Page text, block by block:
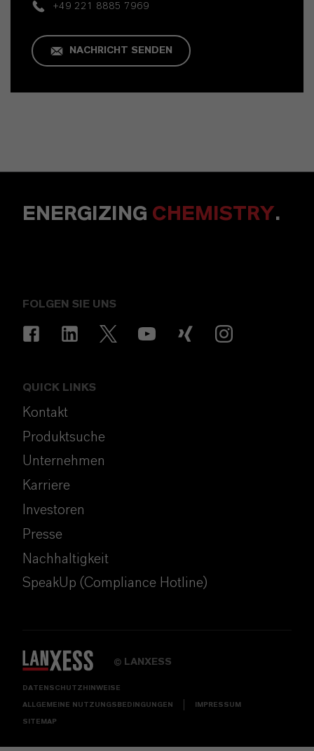
+49 221 8885 7969
NACHRICHT SENDEN
ENERGIZING CHEMISTRY.
FOLGEN SIE UNS
QUICK LINKS
Kontakt
Produktsuche
Unternehmen
Karriere
Investoren
Presse
Nachhaltigkeit
SpeakUp (Compliance Hotline)
© LANXESS
DATENSCHUTZHINWEISE
ALLGEMEINE NUTZUNGSBEDINGUNGEN IMPRESSUM
SITEMAP